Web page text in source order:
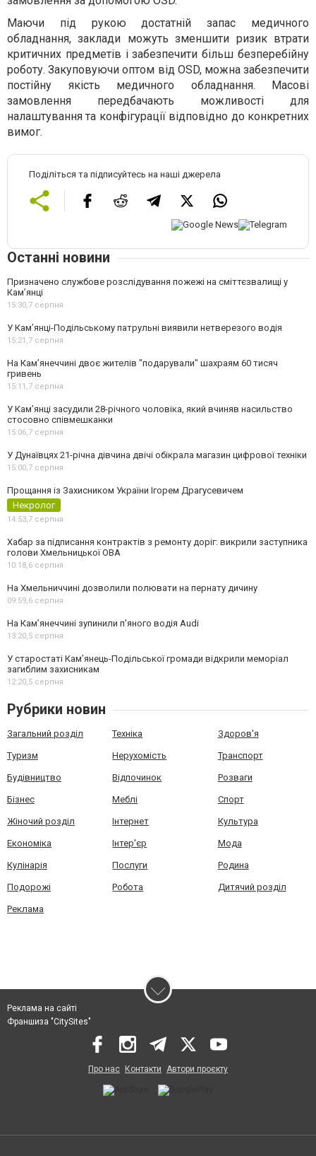
Маючи під рукою достатній запас медичного
обладнання, заклади можуть зменшити ризик втрати
критичних предметів і забезпечити більш безперебійну
роботу. Закуповуючи оптом від OSD, можна забезпечити
постійну якість медичного обладнання. Масові
замовлення передбачають можливості для
налаштування та конфігурації відповідно до конкретних
вимог.
Поділіться та підписуйтесь на наші джерела
Останні новини
Призначено службове розслідування пожежі на сміттєзвалищі у
Кам’янці
15:30,7 серпня
У Кам’янці-Подільському патрульні виявили нетверезого водія
15:21,7 серпня
На Камʼянеччині двоє жителів "подарували" шахраям 60 тисяч
гривень
15:11,7 серпня
У Камʼянці засудили 28-річного чоловіка, який вчиняв насильство
стосовно співмешканки
15:06,7 серпня
У Дунаївцях 21-річна дівчина двічі обікрала магазин цифрової техніки
15:00,7 серпня
Прощання із Захисником України Ігорем Драгусевичем
Некролог
14:53,7 серпня
Хабар за підписання контрактів з ремонту доріг: викрили заступника
голови Хмельницької ОВА
10:18,6 серпня
На Хмельниччині дозволили полювати на пернату дичину
09:59,6 серпня
На Камʼянеччині зупинили п'яного водія Audi
13:20,5 серпня
У старостаті Кам’янець-Подільської громади відкрили меморіал
загиблим захисникам
12:20,5 серпня
Рубрики новин
Загальний розділ Техніка Здоров'я
Туризм Нерухомість Транспорт
Будівництво Відпочинок Розваги
Бізнес Меблі Спорт
Жіночий розділ Інтернет Культура
Економіка Інтер'єр Мода
Кулінарія Послуги Родина
Подорожі Робота Дитячий розділ
Реклама
Реклама на сайті
Франшиза "CitySites"
Про нас Контакти Автори проєкту